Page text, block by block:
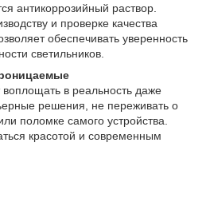
антикоррозийный раствор.
и проверке качества
обеспечивать уверенность
светильников.
воплощать в реальность даже
решения, не переживать о
поломке самого устройства.
красотой и современным